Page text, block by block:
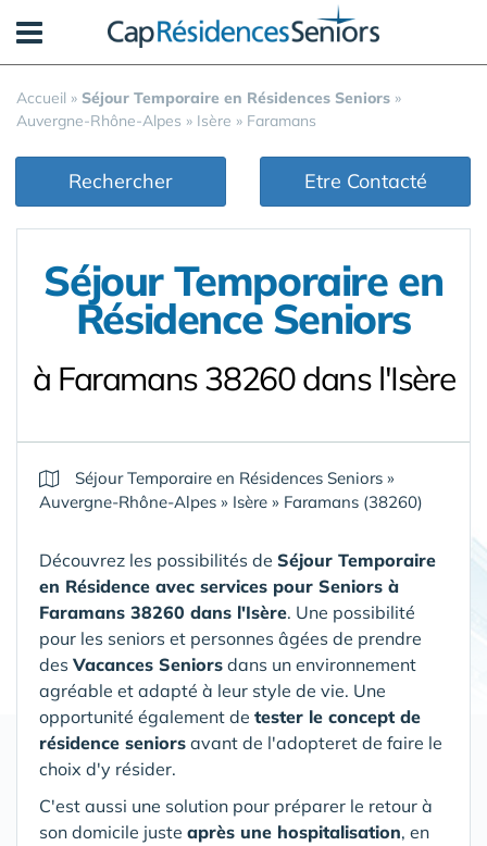
Accueil » Séjour Temporaire en Résidences Seniors »
Auvergne-Rhône-Alpes » Isère » Faramans
Rechercher Etre Contacté
Séjour Temporaire en
Résidence Seniors
à Faramans 38260 dans l'Isère
Séjour Temporaire en Résidences Seniors »
Auvergne-Rhône-Alpes » Isère » Faramans (38260)
Découvrez les possibilités de Séjour Temporaire
en Résidence avec services pour Seniors à
Faramans 38260 dans l'Isère. Une possibilité
pour les seniors et personnes âgées de prendre
des Vacances Seniors dans un environnement
agréable et adapté à leur style de vie. Une
opportunité également de tester le concept de
résidence seniors avant de l'adopteret de faire le
choix d'y résider.
C'est aussi une solution pour préparer le retour à
son domicile juste après une hospitalisation, en